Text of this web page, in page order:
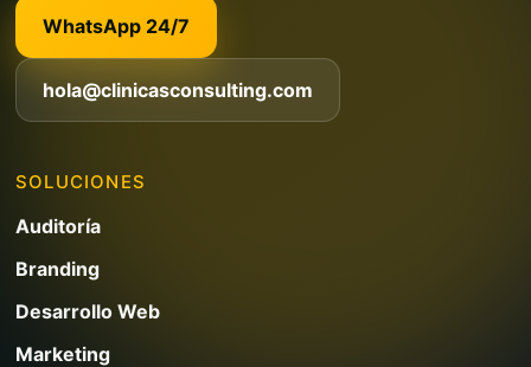
WhatsApp 24/7
hola@clinicasconsulting.com
SOLUCIONES
Auditoría
Branding
Desarrollo Web
Marketing